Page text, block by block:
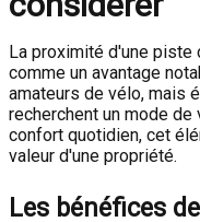
La proximité d'une
comme un avantage
amateurs de vélo, mais
recherchent un mode
confort quotidien, cet
valeur d'une propriété.
Les bénéfices